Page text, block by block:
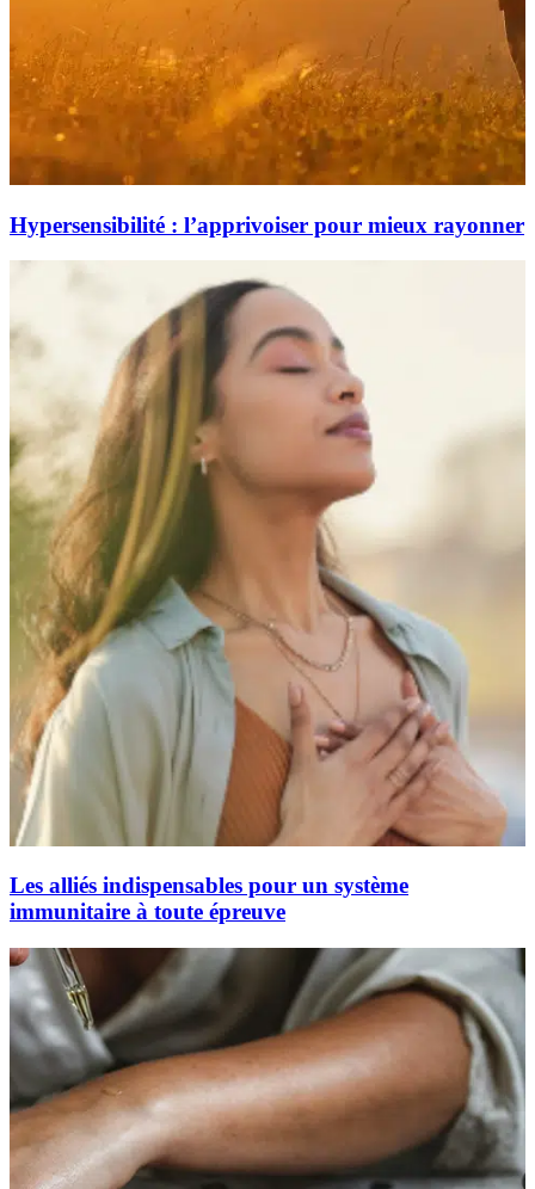
Hypersensibilité : l’apprivoiser pour mieux rayonner
Les alliés indispensables pour un système
immunitaire à toute épreuve